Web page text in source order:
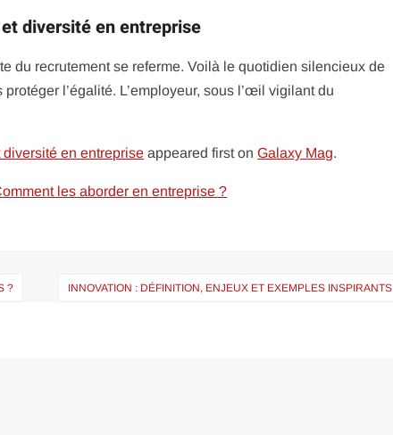
diversité en entreprise
du recrutement se referme. Voilà le quotidien silencieux de
l’égalité. L’employeur, sous l’œil vigilant du
en entreprise appeared first onGalaxy Mag.
les aborder en entreprise ?
? INNOVATION : DÉFINITION, ENJEUX ET EXEMPLES INSPIRANTS